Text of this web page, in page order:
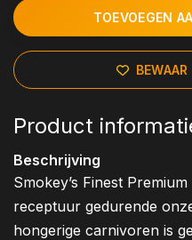
TOEVOEGEN
Product
Beschrijving
Smokey’s Finest
receptuur gedurende
hongerige carnivoren is